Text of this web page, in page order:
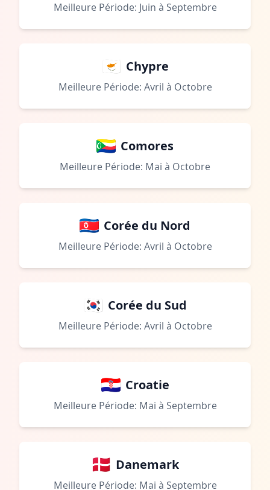
Meilleure Période: Juin à Septembre
Chypre
Meilleure Période: Avril à Octobre
Comores
Meilleure Période: Mai à Octobre
Corée du Nord
Meilleure Période: Avril à Octobre
Corée du Sud
Meilleure Période: Avril à Octobre
Croatie
Meilleure Période: Mai à Septembre
Danemark
Meilleure Période: Mai à Septembre